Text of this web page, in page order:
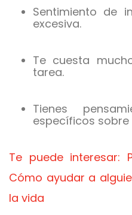
Sentimiento de
excesiva.
Te cuesta
tarea.
Tienes
específicos sobre
Te puede interesar:
Cómo ayudar a
la vida